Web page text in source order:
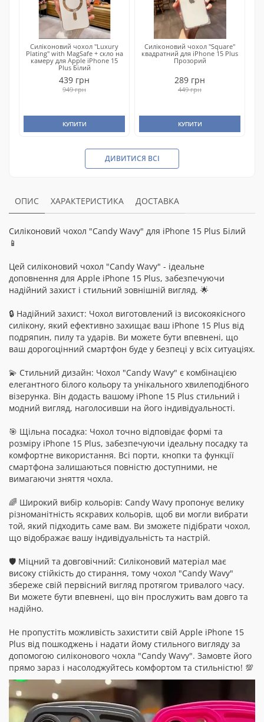
Силіконовий чохол "Luxury
Plating" with MagSafe + скло на
камеру для Apple iPhone 15
Plus Білий
439 грн
949 грн
КУПИТИ
Силіконовий чохол "Square"
квадратний для iPhone 15 Plus
Прозорий
289 грн
449 грн
КУПИТИ
ДИВИТИСЯ ВСІ
ОПИС ХАРАКТЕРИСТИКА ДОСТАВКА
Силіконовий чохол "Candy Wavy" для iPhone 15 Plus Білий
📱
Цей силіконовий чохол "Candy Wavy" - ідеальне
доповнення для Apple iPhone 15 Plus, забезпечуючи
надійний захист і стильний зовнішній вигляд. 🌟
🔒 Надійний захист: Чохол виготовлений із високоякісного
силікону, який ефективно захищає ваш iPhone 15 Plus від
подряпин, пилу та ударів. Ви можете бути впевнені, що
ваш дорогоцінний смартфон буде у безпеці у всіх ситуаціях.
💫 Стильний дизайн: Чохол "Candy Wavy" є комбінацією
елегантного білого кольору та унікального хвилеподібного
візерунка. Він додасть вашому iPhone 15 Plus стильний і
модний вигляд, наголосивши на його індивідуальності.
🎯 Щільна посадка: Чохол точно відповідає формі та
розміру iPhone 15 Plus, забезпечуючи ідеальну посадку та
комфортне використання. Всі порти, кнопки та функції
смартфона залишаються повністю доступними, не
вимагаючи зняття чохла.
🌈 Широкий вибір кольорів: Candy Wavy пропонує велику
різноманітність яскравих кольорів, щоб ви могли вибрати
той, який підходить саме вам. Ви зможете підібрати чохол,
що відображає вашу індивідуальність та настрій.
🛡️ Міцний та довговічний: Силіконовий матеріал має
високу стійкість до стирання, тому чохол "Candy Wavy"
збереже свій первісний вигляд протягом тривалого часу.
Ви можете бути впевнені, що він прослужить вам довго та
надійно.
Не пропустіть можливість захистити свій Apple iPhone 15
Plus від пошкоджень і надати йому стильного вигляду за
допомогою силіконового чохла "Candy Wavy". Замовте його
прямо зараз і насолоджуйтесь комфортом та стильністю! 💯